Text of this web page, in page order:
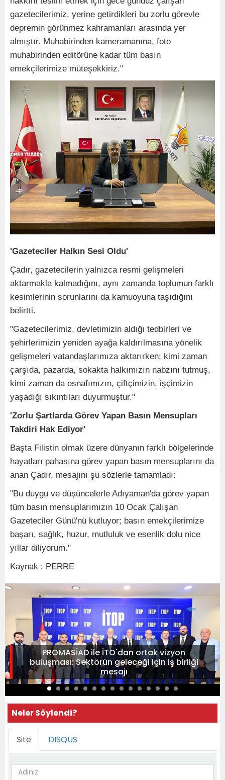
gazetecilerimiz, yerine getirdikleri bu zorlu görevle
depremin görünmez kahramanları arasında yer
almıştır. Muhabirinden kameramanına, foto
muhabirinden editörüne kadar tüm basın
emekçilerimize müteşekkiriz."
'Gazeteciler Halkın Sesi Oldu'
Çadır, gazetecilerin yalnızca resmi gelişmeleri
aktarmakla kalmadığını, aynı zamanda toplumun farklı
kesimlerinin sorunlarını da kamuoyuna taşıdığını
belirtti.
"Gazetecilerimiz, devletimizin aldığı tedbirleri ve
şehirlerimizin yeniden ayağa kaldırılmasına yönelik
gelişmeleri vatandaşlarımıza aktarırken; kimi zaman
çarşıda, pazarda, sokakta halkımızın nabzını tutmuş,
kimi zaman da esnafımızın, çiftçimizin, işçimizin
yaşadığı sıkıntıları duyurmuştur."
'Zorlu Şartlarda Görev Yapan Basın Mensupları
Takdiri Hak Ediyor'
Başta Filistin olmak üzere dünyanın farklı bölgelerinde
hayatları pahasına görev yapan basın mensuplarını da
anan Çadır, mesajını şu sözlerle tamamladı:
"Bu duygu ve düşüncelerle Adıyaman'da görev yapan
tüm basın mensuplarımızın 10 Ocak Çalışan
Gazeteciler Günü'nü kutluyor; basın emekçilerimize
başarı, sağlık, huzur, mutluluk ve esenlik dolu nice
yıllar diliyorum."
Kaynak : PERRE
PROMASİAD ile İTO'dan ortak vizyon
buluşması: Sektörün geleceği için iş birliği
mesajı
Neler Söylendi?
Site DISQUS